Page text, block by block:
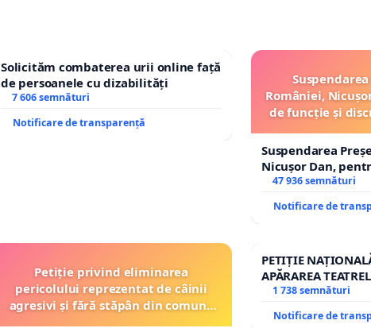
Solicităm combaterea urii online față
de persoanele cu dizabilități
7 606 semnături
Notificare de transparență
României,
de funcție și
Suspendarea
Nicușor Dan,
și discreditarea
47 936 semnături
Notificare de
Petiție privind eliminarea
pericolului reprezentat de câinii
agresivi și fără stăpân din comuna
PETIȚIE
APĂRAREA
REPERTORIU DIN
1 738 semnături
Notificare de